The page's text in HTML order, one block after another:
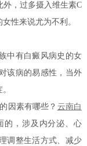
，过多摄入维生素C
性来说尤为不利。
有白癜风病史的女
该病的易感性，当外
因素有哪些？ 云南白
的，涉及内分泌、心
调整生活方式、减少